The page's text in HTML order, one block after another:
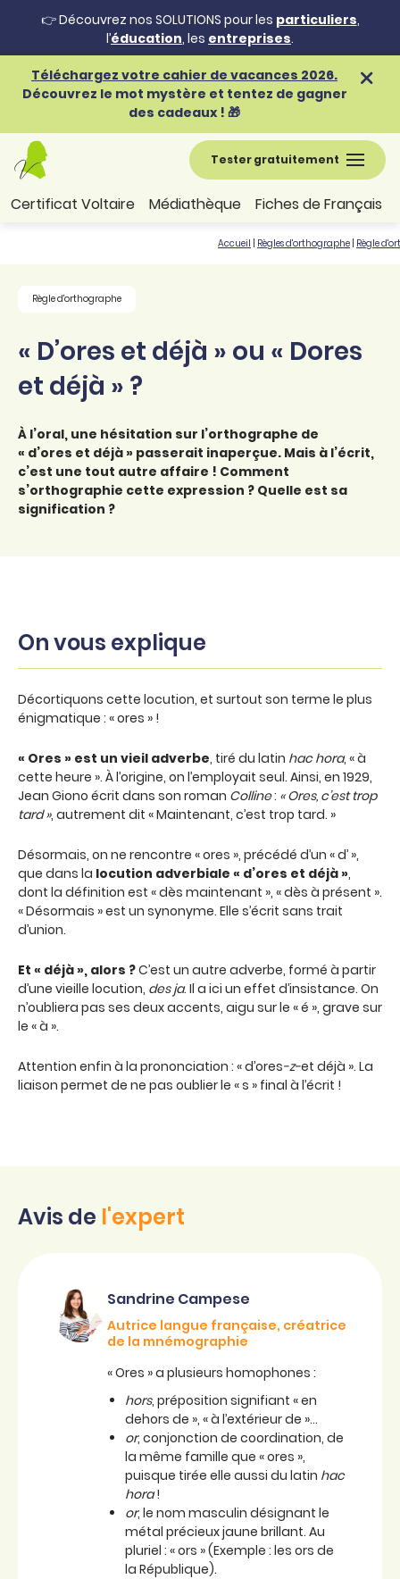
👉 Découvrez nos SOLUTIONS pour les particuliers,
l’éducation, les entreprises.
Téléchargez votre cahier de vacances 2026.
Découvrez le mot mystère et tentez de gagner
des cadeaux ! 🎁
Tester gratuitement
Certificat Voltaire Médiathèque Fiches de Français
Accueil Règles d'orthographe Règle
Règle d'orthographe
« D’ores et déjà » ou « Dores
et déjà » ?
À l’oral, une hésitation sur l’orthographe de
« d’ores et déjà » passerait inaperçue. Mais à l’écrit,
c’est une tout autre affaire ! Comment
s’orthographie cette expression ? Quelle est sa
signification ?
On vous explique
Décortiquons cette locution, et surtout son terme le plus
énigmatique : « ores » !
« Ores » est un vieil adverbe, tiré du latin hac hora, « à
cette heure ». À l’origine, on l’employait seul. Ainsi, en 1929,
Jean Giono écrit dans son roman Colline: « Ores, c’est trop
tard », autrement dit « Maintenant, c’est trop tard. »
Désormais, on ne rencontre « ores », précédé d’un « d’ »,
que dans la locution adverbiale « d’ores et déjà »,
dont la définition est « dès maintenant », « dès à présent ».
« Désormais » est un synonyme. Elle s’écrit sans trait
d’union.
Et « déjà », alors ?C’est un autre adverbe, formé à partir
d’une vieille locution, des ja. Il a ici un effet d’insistance. On
n’oubliera pas ses deux accents, aigu sur le « é », grave sur
le « à ».
Attention enfin à la prononciation : « d’ores-z-et déjà ». La
liaison permet de ne pas oublier le « s » final à l’écrit !
Avis de l'expert
Sandrine Campese
Autrice langue française, créatrice
de la mnémographie
« Ores » a plusieurs homophones :
hors, préposition signifiant « en
dehors de », « à l’extérieur de »…
or, conjonction de coordination, de
la même famille que « ores »,
puisque tirée elle aussi du latin hac
hora!
or, le nom masculin désignant le
métal précieux jaune brillant. Au
pluriel : « ors » (Exemple : les ors de
la République).